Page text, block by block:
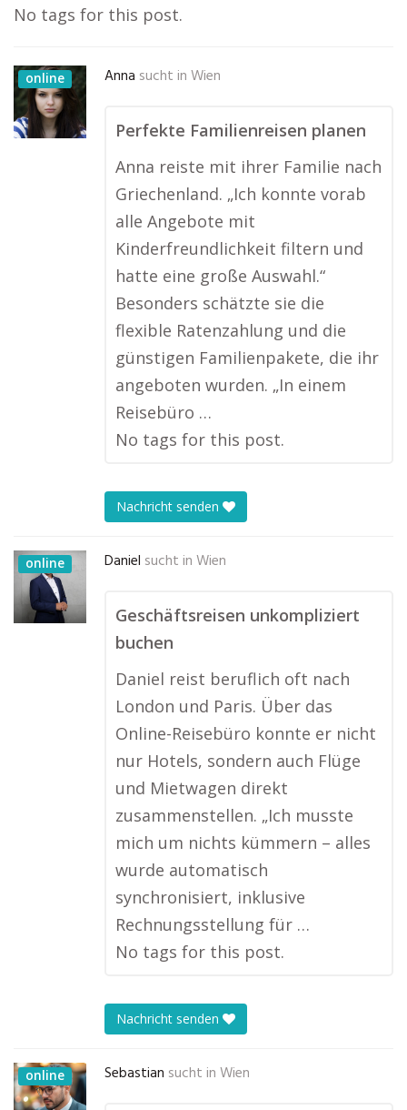
No tags for this post.
online Anna sucht in Wien
Perfekte Familienreisen planen
Anna reiste mit ihrer Familie nach
Griechenland. „Ich konnte vorab
alle Angebote mit
Kinderfreundlichkeit filtern und
hatte eine große Auswahl.“
Besonders schätzte sie die
flexible Ratenzahlung und die
günstigen Familienpakete, die ihr
angeboten wurden. „In einem
Reisebüro …
No tags for this post.
Nachricht senden
online Daniel sucht in Wien
Geschäftsreisen unkompliziert
buchen
Daniel reist beruflich oft nach
London und Paris. Über das
Online-Reisebüro konnte er nicht
nur Hotels, sondern auch Flüge
und Mietwagen direkt
zusammenstellen. „Ich musste
mich um nichts kümmern – alles
wurde automatisch
synchronisiert, inklusive
Rechnungsstellung für …
No tags for this post.
Nachricht senden
online Sebastian sucht in Wien